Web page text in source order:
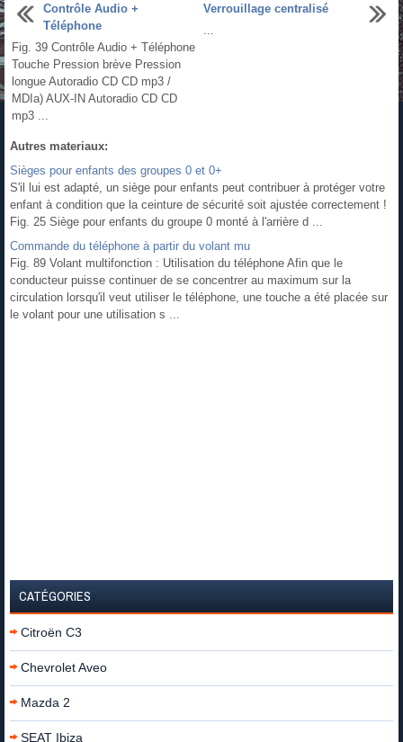
Contrôle Audio +
Téléphone
Fig. 39 Contrôle Audio + Téléphone
Touche Pression brève Pression
longue Autoradio CD CD mp3 /
MDIa) AUX-IN Autoradio CD CD
mp3 ...
Verrouillage centralisé
...
Autres materiaux:
Sièges pour enfants des groupes 0 et 0+
S'il lui est adapté, un siège pour enfants peut contribuer à protéger votre
enfant à condition que la ceinture de sécurité soit ajustée correctement !
Fig. 25 Siège pour enfants du groupe 0 monté à l'arrière d ...
Commande du téléphone à partir du volant mu
Fig. 89 Volant multifonction : Utilisation du téléphone Afin que le
conducteur puisse continuer de se concentrer au maximum sur la
circulation lorsqu'il veut utiliser le téléphone, une touche a été placée sur
le volant pour une utilisation s ...
CATÉGORIES
Citroën C3
Chevrolet Aveo
Mazda 2
SEAT Ibiza